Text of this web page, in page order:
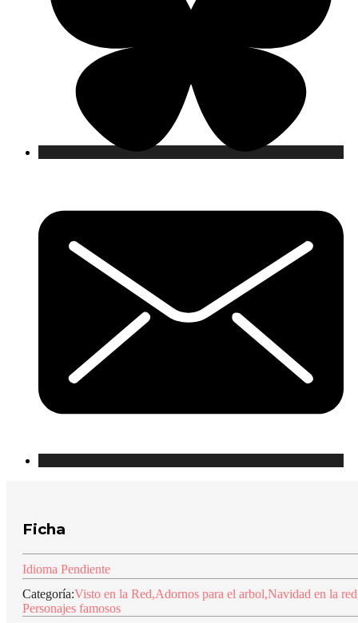
Ficha
Idioma Pendiente
Categoría:Visto en la Red,Adornos para el arbol,Navidad en la red
Personajes famosos